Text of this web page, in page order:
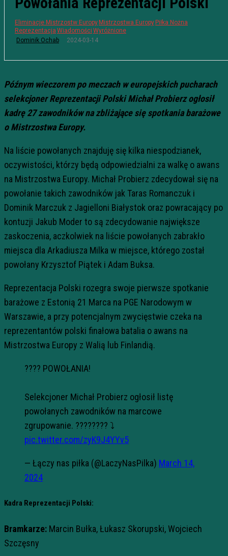
Eliminacje Mistrzostw EuropyMistrzostwa EuropyPiłka Nożna
Reprezentacja Wiadomości Wyróżnione
Dominik Ochab
2024-03-14
Późnym wieczorem po meczach w europejskich pucharach
selekcjoner Reprezentacji Polski Michał Probierz ogłosił
kadrę 27 zawodników na zbliżające się spotkania barażowe
o Mistrzostwa Europy.
Na liście powołanych znajduję się kilka niespodzianek,
oczywistości, którzy będą odpowiedzialni za walkę o awans
na Mistrzostwa Europy. Michał Probierz zdecydował się na
powołanie takich zawodników jak Taras Romanczuk i
Dominik Marczuk z Jagielloni Białystok oraz powracający po
kontuzji Jakub Moder to są zdecydowanie największe
zaskoczenia, aczkolwiek na liście powołanych zabrakło
miejsca dla Arkadiusza Milka w miejsce, którego został
powołany Krzysztof Piątek i Adam Buksa.
Reprezentacja Polski rozegra swoje pierwsze spotkanie
barażowe z Estonią 21 Marca na PGE Narodowym w
Warszawie, a przy potencjalnym zwycięstwie czeka na
reprezentantów polski finałowa batalia o awans na
Mistrzostwa Europy z Walią lub Finlandią.
???? POWOŁANIA!
Selekcjoner Michał Probierz ogłosił listę
powołanych zawodników na marcowe
zgrupowanie. ???????? ⤵
pic.twitter.com/zyK9J4YYv5
— Łączy nas piłka (@LaczyNasPilka) March 14,
2024
Kadra Reprezentacji Polski:
Bramkarze: Marcin Bułka, Łukasz Skorupski, Wojciech
Szczęsny